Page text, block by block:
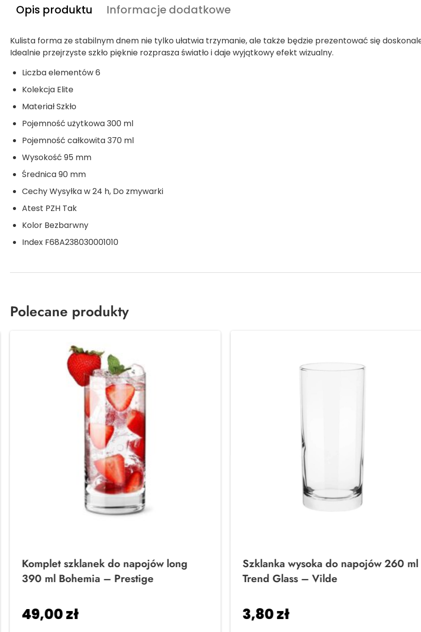
Opis produktu Informacje dodatkowe
Kulista forma ze stabilnym dnem nie tylko ułatwia trzymanie, ale także będzie prezentować się
Idealnie przejrzyste szkło pięknie rozprasza światło i daje wyjątkowy efekt wizualny.
Liczba elementów6
Kolekcja Elite
MateriałSzkło
Pojemność użytkowa300 ml
Pojemność całkowita370 ml
Wysokość 95 mm
Średnica90 mm
CechyWysyłka w 24 h, Do zmywarki
Atest PZH Tak
Kolor Bezbarwny
Index F68A238030001010
Polecane produkty
Komplet szklanek do napojów long
390 ml Bohemia – Prestige
49,00zł
Szklanka wysoka do napojów 260 ml
Trend Glass – Vilde
3,80zł